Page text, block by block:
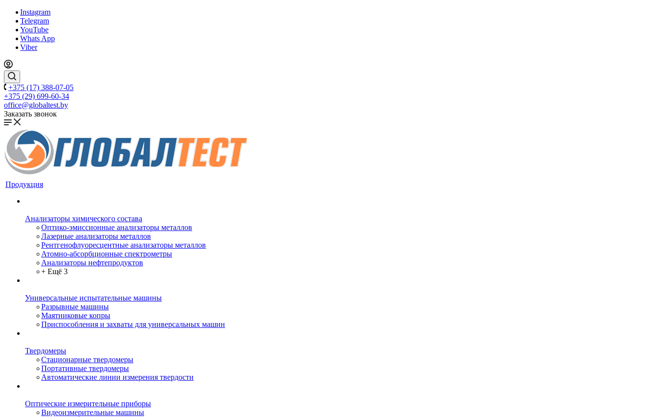
Instagram
Telegram
YouTube
Whats App
Viber
+375 (17) 388-07-05
+375 (29) 699-60-34
office@globaltest.by
Заказать звонок
Продукция
Анализаторы химического состава
Оптико-эмиссионные анализаторы металлов
Лазерные анализаторы металлов
Рентгенофлуоресцентные анализаторы металлов
Атомно-абсорбционные спектрометры
Анализаторы нефтепродуктов
+ Ещё 3
Универсальные испытательные машины
Разрывные машины
Маятниковые копры
Приспособления и захваты для универсальных машин
Твердомеры
Стационарные твердомеры
Портативные твердомеры
Автоматические линии измерения твердости
Оптические измерительные приборы
Видеоизмерительные машины